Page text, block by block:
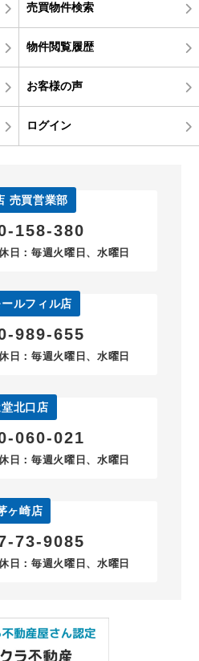
売買物件検索
物件閲覧履歴
お客様の声
ログイン
売買営業部
158-380
日：毎週火曜日、水曜日
ルフィル店
989-655
日：毎週火曜日、水曜日
北口店
060-021
日：毎週火曜日、水曜日
ヶ崎店
73-9085
日：毎週火曜日、水曜日